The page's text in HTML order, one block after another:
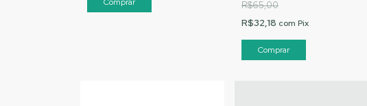
R$65,00
R$32,18 com Pix